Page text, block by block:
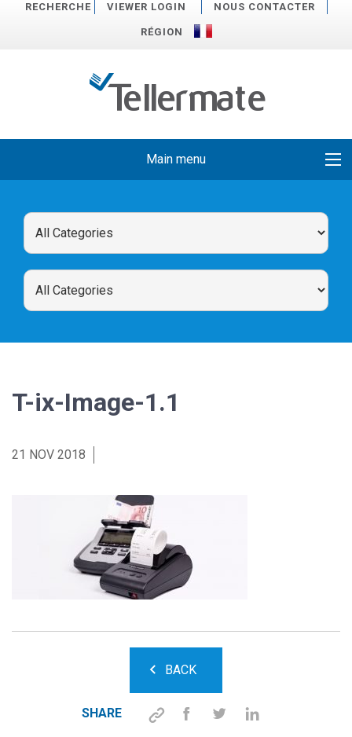
RECHERCHE VIEWER LOGIN NOUS CONTACTER
RÉGION
Main menu
T-ix-Image-1.1
21 NOV 2018
BACK
SHARE